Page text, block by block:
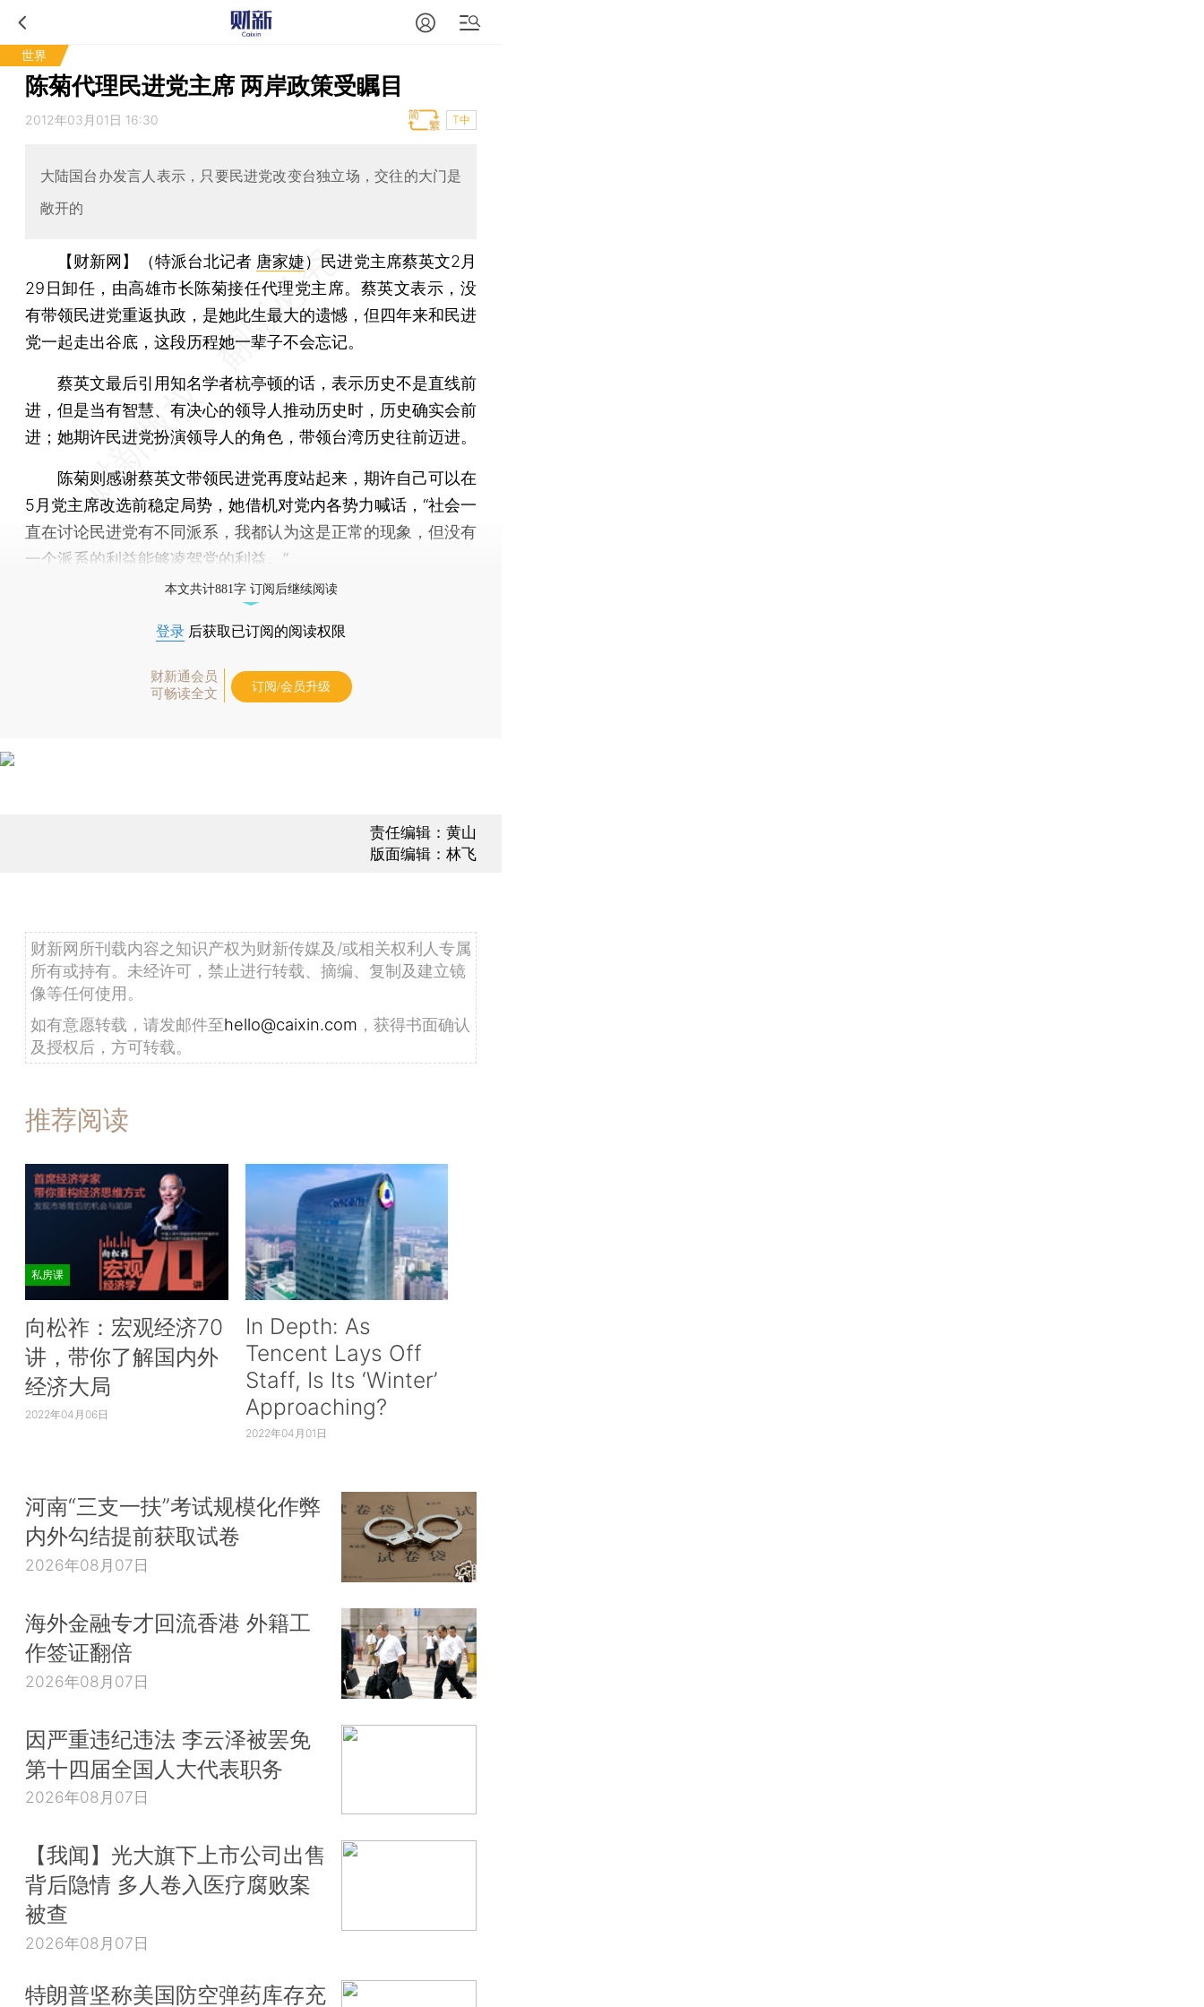
世界
陈菊代理民进党主席 两岸政策受瞩目
2012年03月01日 16:30 T中
大陆国台办发言人表示，只要民进党改变台独立场，交往的大门是
敞开的
【财新网】（特派台北记者 唐家婕） 民进党主席蔡英文2月
29日卸任，由高雄市长陈菊接任代理党主席。蔡英文表示，没
有带领民进党重返执政，是她此生最大的遗憾，但四年来和民进
党一起走出谷底，这段历程她一辈子不会忘记。
蔡英文最后引用知名学者杭亭顿的话，表示历史不是直线前
进，但是当有智慧、有决心的领导人推动历史时，历史确实会前
进；她期许民进党扮演领导人的角色，带领台湾历史往前迈进。
陈菊则感谢蔡英文带领民进党再度站起来，期许自己可以在
5月党主席改选前稳定局势，她借机对党内各势力喊话，“社会一
直在讨论民进党有不同派系，我都认为这是正常的现象，但没有
一个派系的利益能够凌驾党的利益。”
本文共计881字 订阅后继续阅读
登录 后获取已订阅的阅读权限
财新通会员
可畅读全文
订阅/会员升级
责任编辑：黄山
版面编辑：林飞
财新网所刊载内容之知识产权为财新传媒及/或相关权利人专属
所有或持有。未经许可，禁止进行转载、摘编、复制及建立镜
像等任何使用。
如有意愿转载，请发邮件至hello@caixin.com ，获得书面确认
及授权后，方可转载。
推荐阅读
私房课
向松祚：宏观经济70
讲，带你了解国内外
经济大局
2022年04月06日
In Depth: As
Tencent Lays Off
Staff, Is Its ‘Winter’
Approaching?
2022年04月01日
河南“三支一扶”考试规模化作弊
内外勾结提前获取试卷
2026年08月07日
海外金融专才回流香港 外籍工
作签证翻倍
2026年08月07日
因严重违纪违法 李云泽被罢免
第十四届全国人大代表职务
2026年08月07日
【我闻】光大旗下上市公司出售
背后隐情 多人卷入医疗腐败案
被查
2026年08月07日
特朗普坚称美国防空弹药库存充